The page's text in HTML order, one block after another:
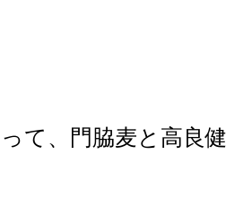
て、門脇麦と高良